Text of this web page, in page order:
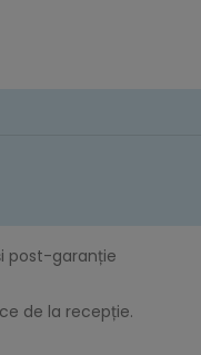
post-garanție
de la recepție.